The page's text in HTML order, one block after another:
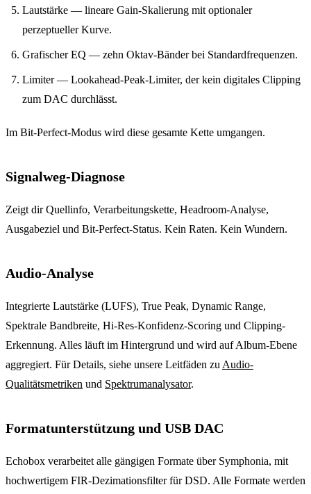
Lautstärke — lineare Gain-Skalierung mit optionaler
perzeptueller Kurve.
Grafischer EQ — zehn Oktav-Bänder bei Standardfrequenzen.
Limiter — Lookahead-Peak-Limiter, der kein digitales Clipping
zum DAC durchlässt.
Im Bit-Perfect-Modus wird diese gesamte Kette umgangen.
Signalweg-Diagnose
Zeigt dir Quellinfo, Verarbeitungskette, Headroom-Analyse,
Ausgabeziel und Bit-Perfect-Status. Kein Raten. Kein Wundern.
Audio-Analyse
Integrierte Lautstärke (LUFS), True Peak, Dynamic Range,
Spektrale Bandbreite, Hi-Res-Konfidenz-Scoring und Clipping-
Erkennung. Alles läuft im Hintergrund und wird auf Album-Ebene
aggregiert. Für Details, siehe unsere Leitfäden zu Audio-
Qualitätsmetriken und Spektrumanalysator.
Formatunterstützung und USB DAC
Echobox verarbeitet alle gängigen Formate über Symphonia, mit
hochwertigem FIR-Dezimationsfilter für DSD. Alle Formate werden